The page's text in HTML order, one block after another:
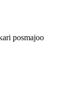
posmajoo